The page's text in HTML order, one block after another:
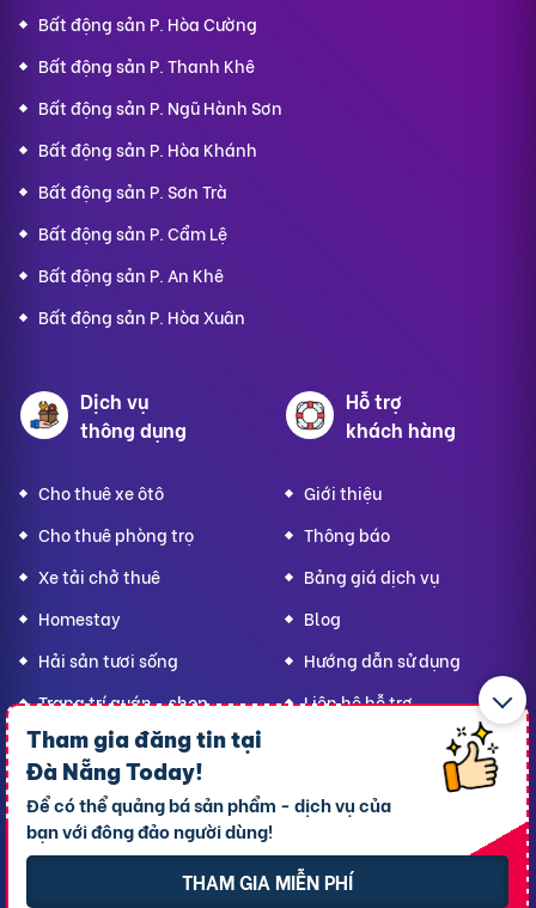
Tham gia đăng tin tại
Đà Nẵng Today!
Để có thể quảng bá sản phẩm - dịch vụ của
bạn với đông đảo người dùng!
THAM GIA MIỄN PHÍ
Bất động sản P. Hòa Cường
Bất động sản P. Thanh Khê
Bất động sản P. Ngũ Hành Sơn
Bất động sản P. Hòa Khánh
Bất động sản P. Sơn Trà
Bất động sản P. Cẩm Lệ
Bất động sản P. An Khê
Bất động sản P. Hòa Xuân
Dịch vụ
thông dụng
Cho thuê xe ôtô
Cho thuê phòng trọ
Xe tải chở thuê
Homestay
Hải sản tươi sống
Trang trí quán - shop
Quà Lưu niệm
Dành cho thú cưng
Thời trang Mẹ & Bé
Hỗ trợ
khách hàng
Giới thiệu
Thông báo
Bảng giá dịch vụ
Blog
Hướng dẫn sử dụng
Liên hệ hỗ trợ
Bạn
Đà Nẵng Today,
hãy lan tỏa yêu thương!